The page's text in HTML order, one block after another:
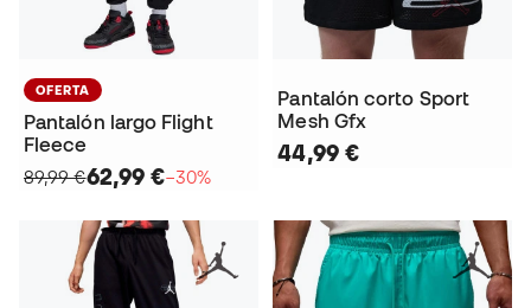
OFERTA
Pantalón largo Flight
Fleece
89,99 €62,99 €−30%
Pantalón corto Sport
Mesh Gfx
44,99 €